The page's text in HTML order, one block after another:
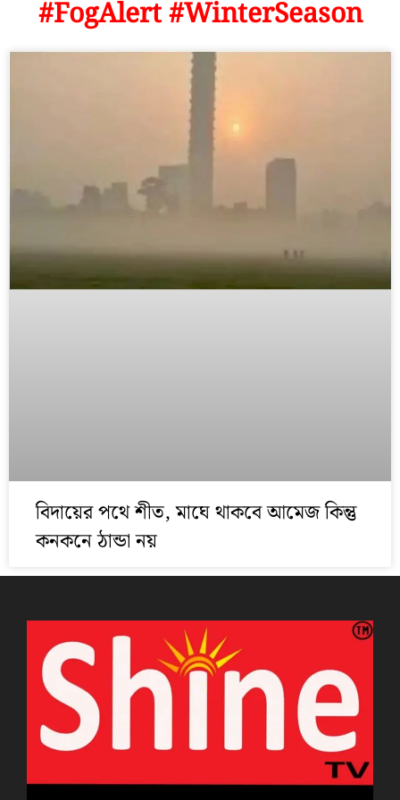
#FogAlert #WinterSeason
বিদায়ের পথে শীত, মাঘে থাকবে আমেজ কিন্তু
কনকনে ঠান্ডা নয়